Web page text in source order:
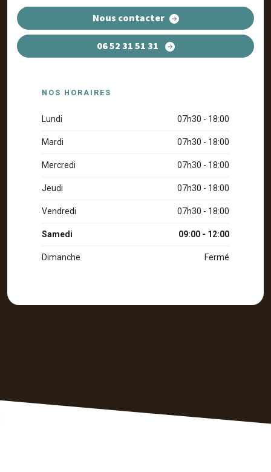
Nous contacter
06 52 31 51 31
NOS HORAIRES
Lundi 07h30 - 18:00
Mardi 07h30 - 18:00
Mercredi 07h30 - 18:00
Jeudi 07h30 - 18:00
Vendredi 07h30 - 18:00
Samedi 09:00 - 12:00
Dimanche Fermé